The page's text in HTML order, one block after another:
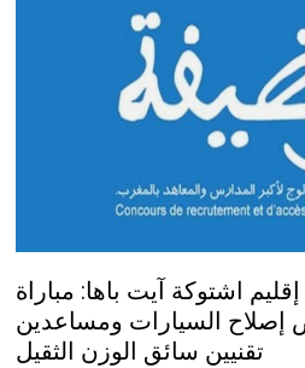
اشتوكة آيت باها: مباراة
السيارات ومساعدين
تقنيين سائق الوزن الثقيل